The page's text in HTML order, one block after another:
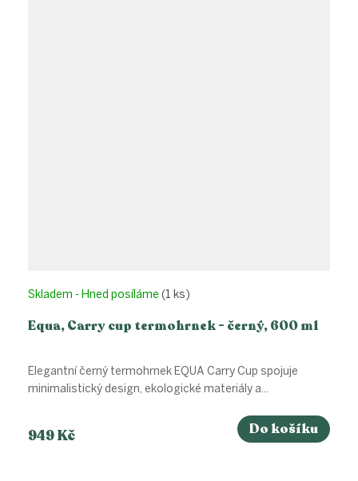
Equa, Carry cup termohrnek - černý, 600 ml
Skladem - Hned posíláme (1 ks)
949 Kč Do košíku
Elegantní černý termohrnek EQUA Carry Cup spojuje
minimalistický design, ekologické materiály a...